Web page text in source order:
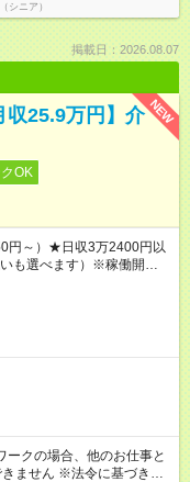
シニア）
掲載日：2026.08.07
NEW
収25.9万円】介
OK
円～）★日収3万2400円以
も選べます）※稼働開始時
す。
ません ※法令に基づき、